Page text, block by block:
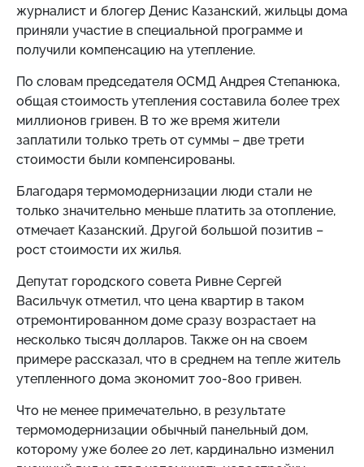
журналист и блогер Денис Казанский, жильцы дома
приняли участие в специальной программе и
получили компенсацию на утепление.
По словам председателя ОСМД Андрея Степанюка,
общая стоимость утепления составила более трех
миллионов гривен. В то же время жители
заплатили только треть от суммы – две трети
стоимости были компенсированы.
Благодаря термомодернизации люди стали не
только значительно меньше платить за отопление,
отмечает Казанский. Другой большой позитив –
рост стоимости их жилья.
Депутат городского совета Ривне Сергей
Васильчук отметил, что цена квартир в таком
отремонтированном доме сразу возрастает на
несколько тысяч долларов. Также он на своем
примере рассказал, что в среднем на тепле житель
утепленного дома экономит 700-800 гривен.
Что не менее примечательно, в результате
термомодернизации обычный панельный дом,
которому уже более 20 лет, кардинально изменил